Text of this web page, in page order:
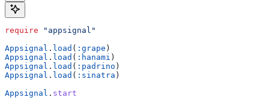
require "appsignal"
Appsignal . load ( :grape )
Appsignal . load ( :hanami )
Appsignal . load ( :padrino )
Appsignal . load ( :sinatra )
Appsignal . start